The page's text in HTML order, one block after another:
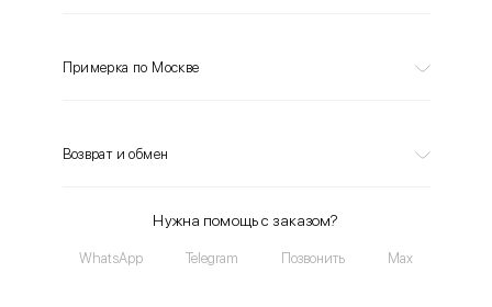
Примерка по Москве
Возврат и обмен
Нужна помощь с заказом?
WhatsApp Telegram Позвонить Max